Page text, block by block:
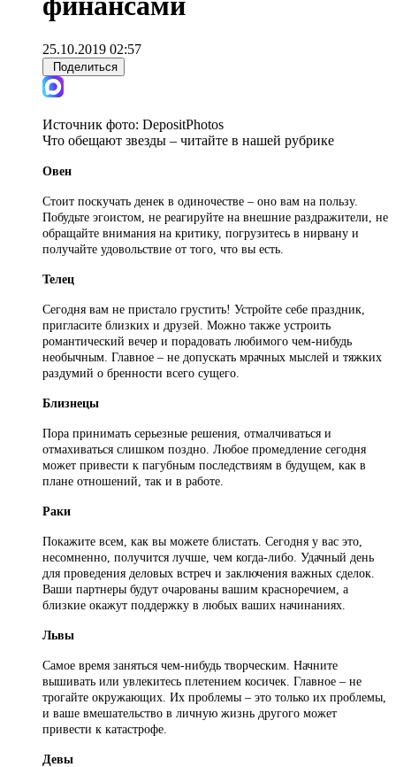
25.10.2019 02:57
Поделиться
Источник фото: DepositPhotos
Что обещают звезды – читайте в нашей рубрике
Овен
Стоит поскучать денек в одиночестве – оно вам на пользу.
Побудьте эгоистом, не реагируйте на внешние раздражители, не
обращайте внимания на критику, погрузитесь в нирвану и
получайте удовольствие от того, что вы есть.
Телец
Сегодня вам не пристало грустить! Устройте себе праздник,
пригласите близких и друзей. Можно также устроить
романтический вечер и порадовать любимого чем-нибудь
необычным. Главное – не допускать мрачных мыслей и тяжких
раздумий о бренности всего сущего.
Близнецы
Пора принимать серьезные решения, отмалчиваться и
отмахиваться слишком поздно. Любое промедление сегодня
может привести к пагубным последствиям в будущем, как в
плане отношений, так и в работе.
Раки
Покажите всем, как вы можете блистать. Сегодня у вас это,
несомненно, получится лучше, чем когда-либо. Удачный день
для проведения деловых встреч и заключения важных сделок.
Ваши партнеры будут очарованы вашим красноречием, а
близкие окажут поддержку в любых ваших начинаниях.
Львы
Самое время заняться чем-нибудь творческим. Начните
вышивать или увлекитесь плетением косичек. Главное – не
трогайте окружающих. Их проблемы – это только их проблемы,
и ваше вмешательство в личную жизнь другого может
привести к катастрофе.
Девы